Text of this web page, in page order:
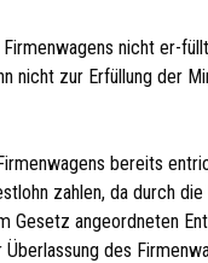
nicht er-
nicht zur Erfüllung der
bereits
zahlen, da durch die
Gesetz angeordneten
des